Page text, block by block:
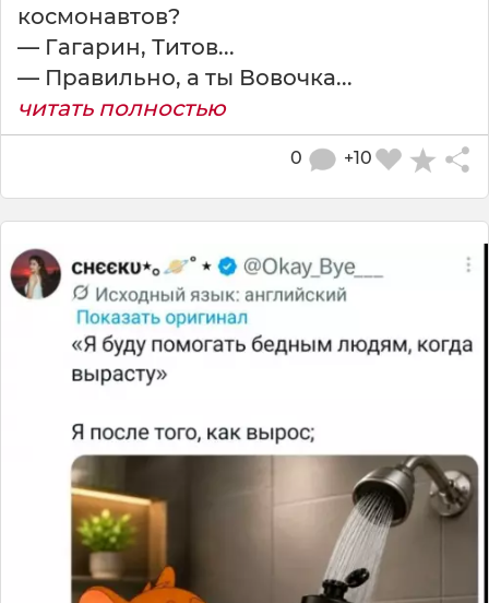
космонавтов?
— Гагарин, Титов...
— Пpавильно, а ты Вовочка...
читать полностью
+10
0